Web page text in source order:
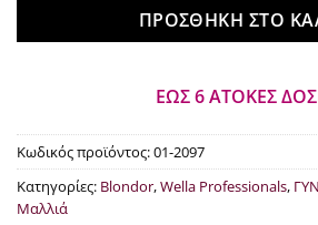
ΠΡΟΣΘΉΚΗ ΣΤΟ
ΕΩΣ 6 ΑΤΟΚΕΣ
Κωδικός προϊόντος:01-2097
Κατηγορίες: Blondor,Wella Professionals,
Μαλλιά